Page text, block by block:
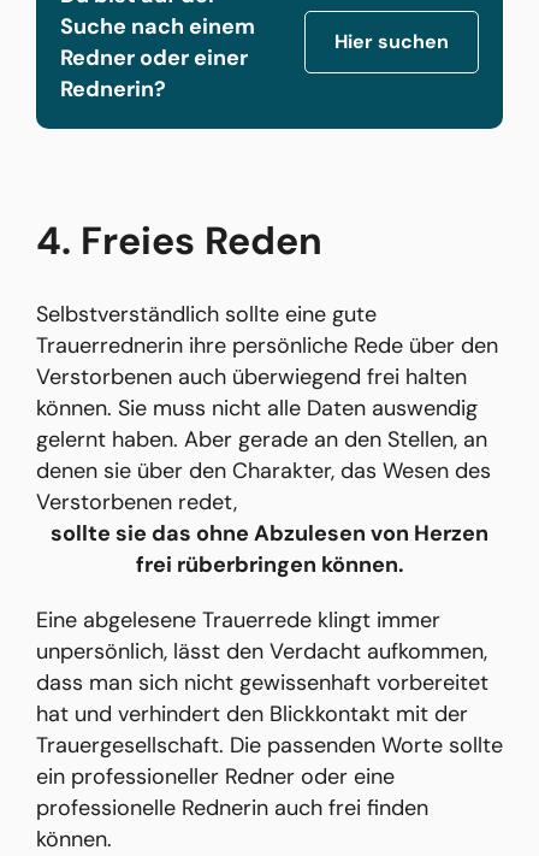
Suche nach einem
Redner oder einer
Rednerin?
Hier suchen
4. Freies Reden
Selbstverständlich sollte eine gute
Trauerrednerin ihre persönliche Rede über den
Verstorbenen auch überwiegend frei halten
können. Sie muss nicht alle Daten auswendig
gelernt haben. Aber gerade an den Stellen, an
denen sie über den Charakter, das Wesen des
Verstorbenen redet,
sollte sie das ohne Abzulesen von Herzen
frei rüberbringen können.
Eine abgelesene Trauerrede klingt immer
unpersönlich, lässt den Verdacht aufkommen,
dass man sich nicht gewissenhaft vorbereitet
hat und verhindert den Blickkontakt mit der
Trauergesellschaft. Die passenden Worte sollte
ein professioneller Redner oder eine
professionelle Rednerin auch frei finden
können.